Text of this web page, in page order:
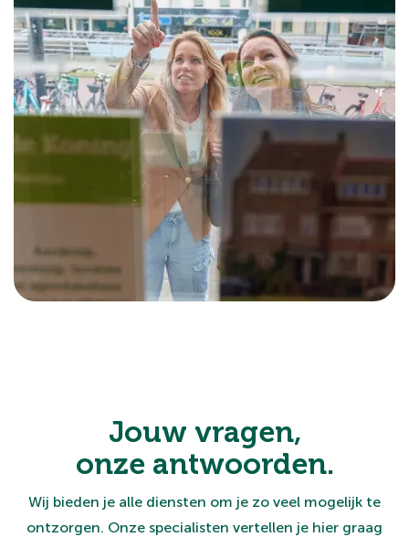
Jouw vragen,
onze antwoorden.
Wij bieden je alle diensten om je zo veel mogelijk te
ontzorgen. Onze specialisten vertellen je hier graag